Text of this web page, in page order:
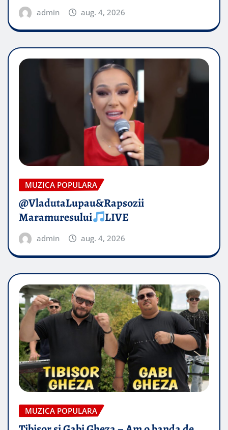
admin aug. 4, 2026
MUZICA POPULARA
@VladutaLupau&Rapsozii
Maramuresului
LIVE
admin aug. 4, 2026
MUZICA POPULARA